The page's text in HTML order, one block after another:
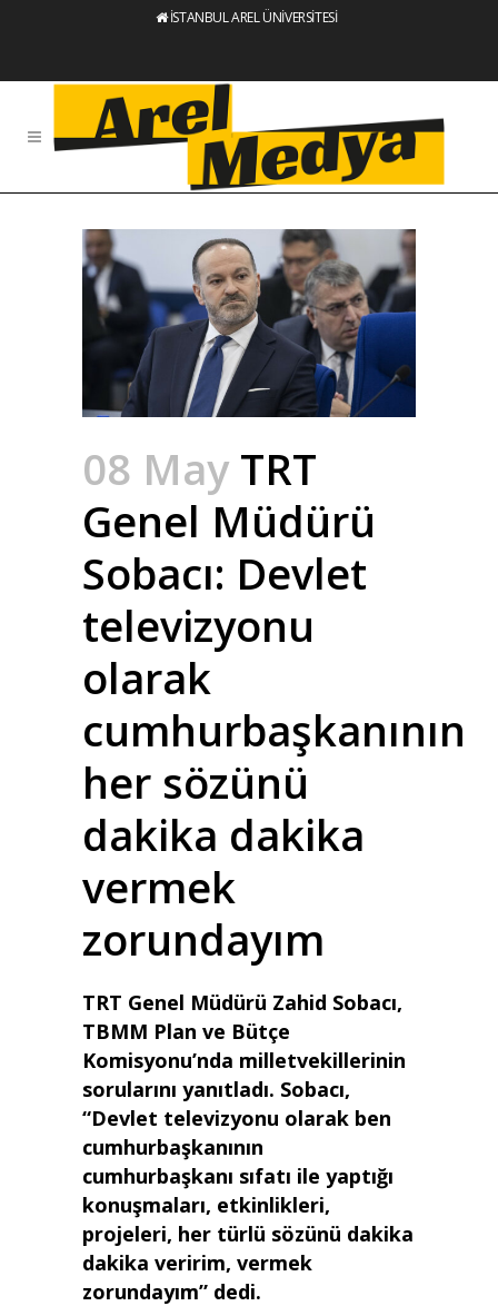
İSTANBUL AREL ÜNİVERSİTESİ
08 May TRT
Genel Müdürü
Sobacı: Devlet
televizyonu
olarak
cumhurbaşkanının
her sözünü
dakika dakika
vermek
zorundayım
TRT Genel Müdürü Zahid Sobacı,
TBMM Plan ve Bütçe
Komisyonu’nda milletvekillerinin
sorularını yanıtladı. Sobacı,
“Devlet televizyonu olarak ben
cumhurbaşkanının
cumhurbaşkanı sıfatı ile yaptığı
konuşmaları, etkinlikleri,
projeleri, her türlü sözünü dakika
dakika veririm, vermek
zorundayım” dedi.